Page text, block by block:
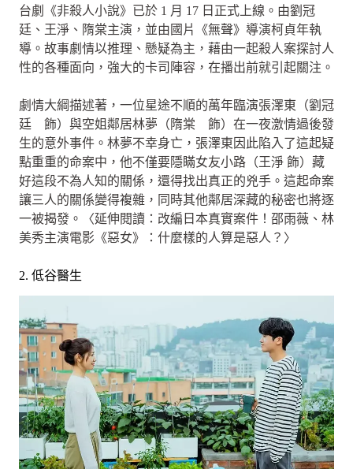
台劇《非殺人小說》已於 1 月 17 日正式上線。由劉冠
廷、王淨、隋棠主演，並由國片《無聲》導演柯貞年執
導。故事劇情以推理、懸疑為主，藉由一起殺人案探討人
性的各種面向，強大的卡司陣容，在播出前就引起關注。
劇情大綱描述著，一位星途不順的萬年臨演張澤東（劉冠
廷 飾）與空姐鄰居林夢（隋棠 飾）在一夜激情過後發
生的意外事件。林夢不幸身亡，張澤東因此陷入了這起疑
點重重的命案中，他不僅要隱瞞女友小路（王淨 飾）藏
好這段不為人知的關係，還得找出真正的兇手。這起命案
讓三人的關係變得複雜，同時其他鄰居深藏的秘密也將逐
一被揭發。〈延伸閱讀：改編日本真實案件！邵雨薇、林
美秀主演電影《惡女》：什麼樣的人算是惡人？〉
2. 低谷醫生